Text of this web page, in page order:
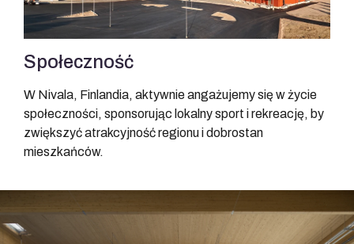
Społeczność
W Nivala, Finlandia, aktywnie angażujemy się w życie
społeczności, sponsorując lokalny sport i rekreację, by
zwiększyć atrakcyjność regionu i dobrostan
mieszkańców.